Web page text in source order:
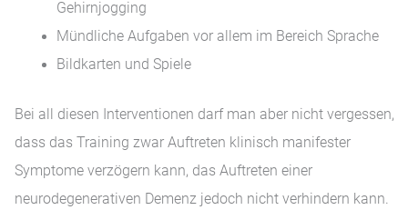
Gehirnjogging
Mündliche Aufgaben vor allem im Bereich Sprache
Bildkarten und Spiele
Bei all diesen Interventionen darf man aber nicht vergessen,
dass das Training zwar Auftreten klinisch manifester
Symptome verzögern kann, das Auftreten einer
neurodegenerativen Demenz jedoch nicht verhindern kann.